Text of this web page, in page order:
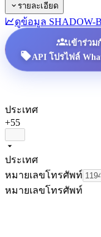
รายละเอียด
ดูข้อมูล SHADOW-
เข้าร่วม
API โปรไฟล์
ประเทศ
+55
ประเทศ
หมายเลขโทรศัพท์
หมายเลขโทรศัพท์